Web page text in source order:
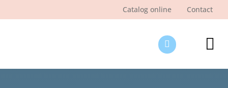
Catalog online Contact